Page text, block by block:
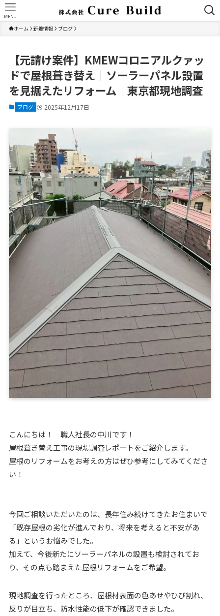
MENU
ホーム 新着情報 ブログ
【元請け案件】KMEWコロニアルクァッ
ドで屋根葺き替え｜ソーラーパネル設置
を見据えたリフォーム｜東京都現地調査
ブログ 2025年12月17日
こんにちは！ 職人社長の中川です！
屋根葺き替え工事の現場調査レポートをご紹介します。
屋根のリフォームをお考えの方はぜひ参考にしてみてくださ
い！
今回ご相談いただいたのは、長年住み続けてきたお住まいで
「既存屋根の劣化が進んでおり、将来を考えると不安があ
る」というお悩みでした。
加えて、今後新たにソーラーパネルの設置も検討されてお
り、その点も踏まえた屋根リフォームをご希望。
現地調査を行ったところ、屋根材表面の色あせやひび割れ、
反りが目立ち、防水性能の低下が確認できました。